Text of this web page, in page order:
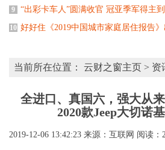
9 “出彩卡车人”圆满收官 冠亚季军得主
10 好好住《2019中国城市家庭居住报告》
当前所在位置： 云财之窗主页 > 资
全进口、真国六，强大从
2020款Jeep大切诺
2019-12-06 13:42:23 来源：互联网 阅读：